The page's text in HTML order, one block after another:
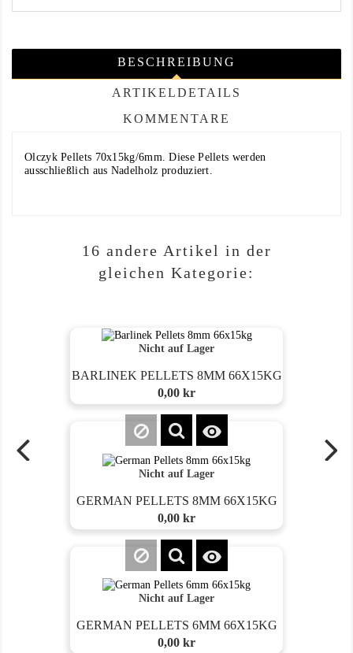
BESCHREIBUNG
ARTIKELDETAILS
KOMMENTARE
Olczyk Pellets 70x15kg/6mm. Diese Pellets werden
ausschließlich aus Nadelholz produziert.
16 andere Artikel in der
gleichen Kategorie:
Nicht auf Lager
BARLINEK PELLETS 8MM 66X15KG
Preis
0,00 kr

Nicht auf Lager
GERMAN PELLETS 8MM 66X15KG
Preis
0,00 kr

Nicht auf Lager
GERMAN PELLETS 6MM 66X15KG
Preis
0,00 kr